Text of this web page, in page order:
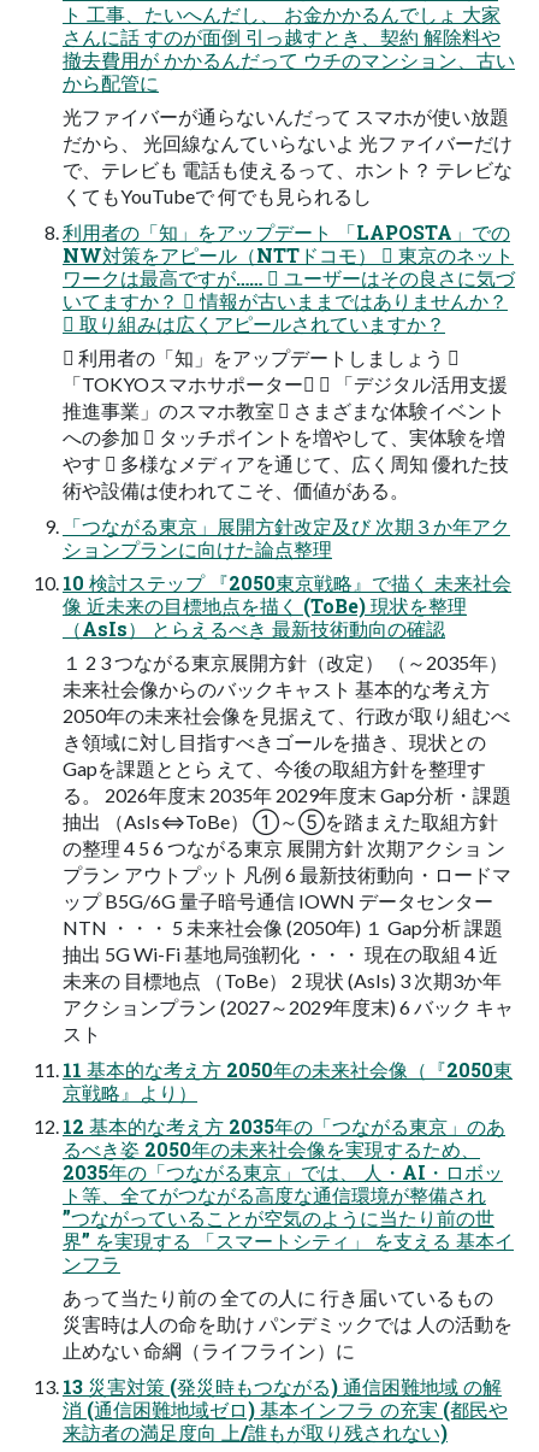
ト 工事、たいへんだし、 お金かかるんでしょ 大家
さんに話 すのが面倒 引っ越すとき、契約 解除料や
撤去費用が かかるんだって ウチのマンション、古い
から配管に
光ファイバーが通らないんだって スマホが使い放題
だから、 光回線なんていらないよ 光ファイバーだけ
で、テレビも 電話も使えるって、ホント？ テレビな
くてもYouTubeで 何でも見られるし
利用者の「知」をアップデート 「LAPOSTA」での
NW対策をアピール（NTTドコモ）  東京のネット
ワークは最高ですが……  ユーザーはその良さに気づ
いてますか？  情報が古いままではありませんか？
 取り組みは広くアピールされていますか？
 利用者の「知」をアップデートしましょう 
「TOKYOスマホサポーター」  「デジタル活用支援
推進事業」のスマホ教室  さまざまな体験イベント
への参加  タッチポイントを増やして、実体験を増
やす  多様なメディアを通じて、広く周知 優れた技
術や設備は使われてこそ、価値がある。
「つながる東京」展開方針改定及び 次期３か年アク
ションプランに向けた論点整理
10 検討ステップ 『2050東京戦略』で描く 未来社会
像 近未来の目標地点を描く (ToBe) 現状を整理
（AsIs） とらえるべき 最新技術動向の確認
１ 2 3 つながる東京展開方針（改定） （～2035年）
未来社会像からのバックキャスト 基本的な考え方
2050年の未来社会像を見据えて、行政が取り組むべ
き領域に対し目指すべきゴールを描き、現状との
Gapを課題ととら えて、今後の取組方針を整理す
る。 2026年度末 2035年 2029年度末 Gap分析・課題
抽出 （AsIs⇔ToBe） ①～⑤を踏まえた取組方針
の整理 4 5 6 つながる東京 展開方針 次期アクショ ン
プラン アウトプット 凡例 6 最新技術動向・ロードマ
ップ B5G/6G 量子暗号通信 IOWN データセンター
NTN ・・・ 5 未来社会像 (2050年) １ Gap分析 課題
抽出 5G Wi-Fi 基地局強靭化 ・・・ 現在の取組 4 近
未来の 目標地点 （ToBe） 2 現状 (AsIs) 3 次期3か年
アクションプラン (2027～2029年度末) 6 バック キャ
スト
11 基本的な考え方 2050年の未来社会像（『2050東
京戦略』より）
12 基本的な考え方 2035年の「つながる東京」のあ
るべき姿 2050年の未来社会像を実現するため、
2035年の「つながる東京」では、 人・AI・ロボッ
ト等、全てがつながる高度な通信環境が整備され
”つながっていることが空気のように当たり前の世
界” を実現する 「スマートシティ」 を支える 基本イ
ンフラ
あって当たり前の 全ての人に 行き届いているもの
災害時は人の命を助け パンデミックでは 人の活動を
止めない 命綱（ライフライン）に
13 災害対策 (発災時もつながる) 通信困難地域 の解
消 (通信困難地域ゼロ) 基本インフラ の充実 (都民や
来訪者の満足度向 上/誰もが取り残されない)